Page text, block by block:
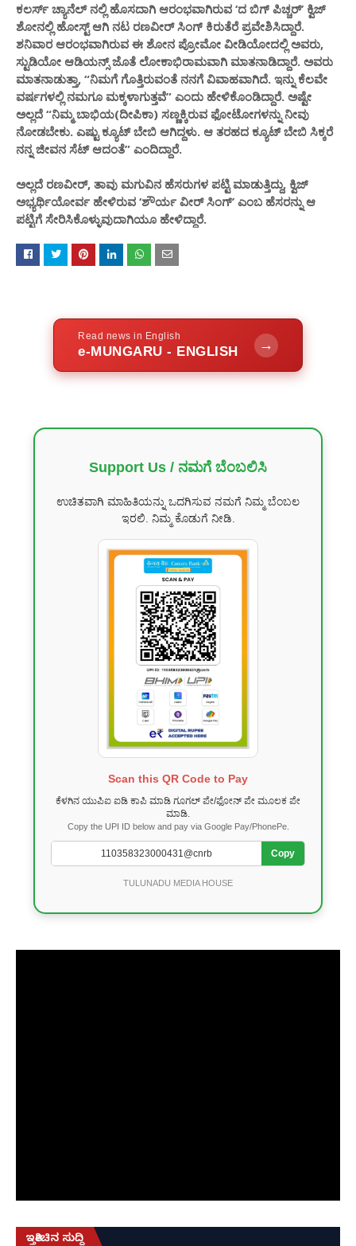
ಕಲರ್ಸ್​ ಚ್ಯಾನೆಲ್ ನಲ್ಲಿ ಹೊಸದಾಗಿ ಆರಂಭವಾಗಿರುವ ‘ದ ಬಿಗ್ ಪಿಚ್ಚರ್​’ ಕ್ವಿಜ್​
ಶೋನಲ್ಲಿ ಹೋಸ್ಟ್​ ಆಗಿ ನಟ ರಣವೀರ್​ ಸಿಂಗ್​ ಕಿರುತೆರೆ ಪ್ರವೇಶಿಸಿದ್ದಾರೆ.
ಶನಿವಾರ ಆರಂಭವಾಗಿರುವ ಈ ಶೋನ ಪ್ರೋಮೋ ವೀಡಿಯೋದಲ್ಲಿ ಅವರು​,
ಸ್ಟುಡಿಯೋ ಆಡಿಯನ್ಸ್​ ಜೊತೆ ಲೋಕಾಭಿರಾಮವಾಗಿ ಮಾತನಾಡಿದ್ದಾರೆ. ಅವರು
ಮಾತನಾಡುತ್ತಾ, “ನಿಮಗೆ ಗೊತ್ತಿರುವಂತೆ ನನಗೆ ವಿವಾಹವಾಗಿದೆ. ಇನ್ನು ಕೆಲವೇ
ವರ್ಷಗಳಲ್ಲಿ ನಮಗೂ ಮಕ್ಕಳಾಗುತ್ತವೆ” ಎಂದು ಹೇಳಿಕೊಂಡಿದ್ದಾರೆ. ಅಷ್ಟೇ
ಅಲ್ಲದೆ “ನಿಮ್ಮ ಬಾಭಿಯ(ದೀಪಿಕಾ) ಸಣ್ಣಕ್ಕಿರುವ ಫೋಟೋಗಳನ್ನು ನೀವು
ನೋಡಬೇಕು. ಎಷ್ಟು ಕ್ಯೂಟ್​ ಬೇಬಿ ಆಗಿದ್ದಳು. ಆ ತರಹದ ಕ್ಯೂಟ್ ಬೇಬಿ ಸಿಕ್ಕರೆ
ನನ್ನ ಜೀವನ ಸೆಟ್​ ಆದಂತೆ” ಎಂದಿದ್ದಾರೆ.
ಅಲ್ಲದೆ ರಣವೀರ್​, ತಾವು ಮಗುವಿನ ಹೆಸರುಗಳ ಪಟ್ಟಿ ಮಾಡುತ್ತಿದ್ದು, ಕ್ವಿಜ್​
ಅಭ್ಯರ್ಥಿಯೋರ್ವ ಹೇಳಿರುವ ‘ಶೌರ್ಯ ವೀರ್​ ಸಿಂಗ್​’ ಎಂಬ ಹೆಸರನ್ನು ಆ
ಪಟ್ಟಿಗೆ ಸೇರಿಸಿಕೊಳ್ಳುವುದಾಗಿಯೂ ಹೇಳಿದ್ದಾರೆ.
Read news in English
e-MUNGARU - ENGLISH →
Support Us / ನಮಗೆ ಬೆಂಬಲಿಸಿ
ಉಚಿತವಾಗಿ ಮಾಹಿತಿಯನ್ನು ಒದಗಿಸುವ ನಮಗೆ ನಿಮ್ಮ ಬೆಂಬಲ
ಇರಲಿ. ನಿಮ್ಮ ಕೊಡುಗೆ ನೀಡಿ.
Scan this QR Code to Pay
ಕೆಳಗಿನ ಯುಪಿಐ ಐಡಿ ಕಾಪಿ ಮಾಡಿ ಗೂಗಲ್ ಪೇ/ಫೋನ್ ಪೇ ಮೂಲಕ ಪೇ
ಮಾಡಿ.
Copy the UPI ID below and pay via Google Pay/PhonePe.
Copy
TULUNADU MEDIA HOUSE
ಇತ್ತೀಚಿನ ಸುದ್ದಿ